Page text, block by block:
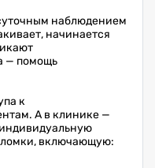
наблюдением
начинается
— помощь
к
А в клинике —
ломки, включающую: